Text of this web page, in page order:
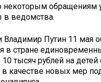
некоторым обращениям
в ведомства.
Владимир Путин 11 мая
в стране
тысяч рублей на детей
в качестве новых мер